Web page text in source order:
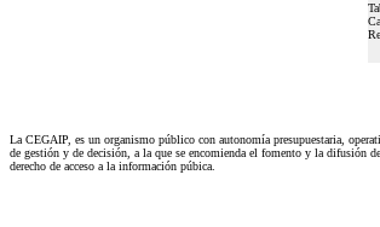
La CEGAIP, es un organismo público con autonomía presupuestaria,
de gestión y de decisión, a la que se encomienda el fomento y la difusión
derecho de acceso a la información púbica.